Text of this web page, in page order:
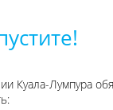
Куала-Лумпура